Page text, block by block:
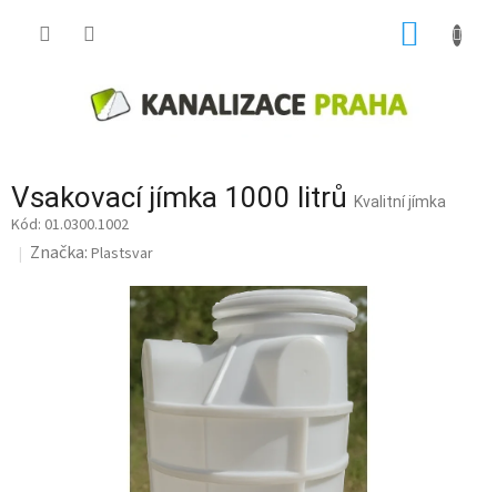
Vsakovací jímka 1000 litrů Kvalitní jímka
01.0300.1002
Značka: Plastsvar